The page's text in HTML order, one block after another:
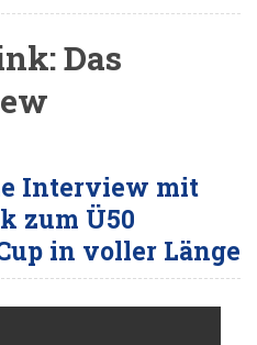
Das
Interview mit
zum Ü50
in voller Länge